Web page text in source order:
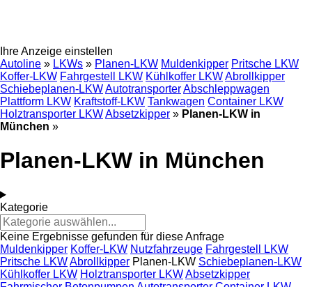
Ihre Anzeige einstellen
Autoline » LKWs » Planen-LKW Muldenkipper Pritsche LKW
Koffer-LKW Fahrgestell LKW Kühlkoffer LKWAbrollkipper
Schiebeplanen-LKWAutotransporterAbschleppwagen
Plattform LKW Kraftstoff-LKW Tankwagen Container LKW
Holztransporter LKWAbsetzkipper » Planen-LKW in
München »
Planen-LKW in München
Kategorie
Keine Ergebnisse gefunden für diese Anfrage
Muldenkipper Koffer-LKW Nutzfahrzeuge Fahrgestell LKW
Pritsche LKWAbrollkipper Planen-LKW Schiebeplanen-LKW
Kühlkoffer LKW Holztransporter LKWAbsetzkipper